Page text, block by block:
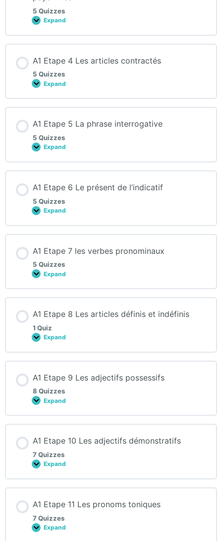
utiles
5 Quizzes
Expand
A1
3
Les
devant
les
noms
de
villes
A1 Etape 4 Les articles contractés
5 Quizzes
Expand
A1
Les
contractés
A1 Etape 5 La phrase interrogative
5 Quizzes
Expand
A1
5
La
interrogative
A1 Etape 6 Le présent de l’indicatif
5 Quizzes
Expand
A1
6
Le
de
l’indicatif
A1 Etape 7 les verbes pronominaux
5 Quizzes
Expand
A1
7
les
pronominaux
A1 Etape 8 Les articles définis et indéfinis
1 Quiz
Expand
A1
8
Les
définis
et
indéfinis
A1 Etape 9 Les adjectifs possessifs
8 Quizzes
Expand
A1
Les
possessifs
A1 Etape 10 Les adjectifs démonstratifs
7 Quizzes
Expand
A1
10
Les
démonstratifs
A1 Etape 11 Les pronoms toniques
7 Quizzes
Expand
A1